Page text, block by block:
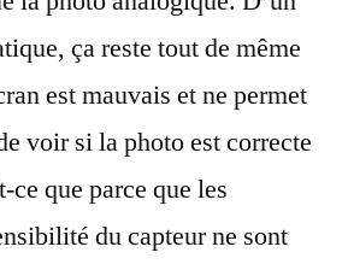
ça reste tout de même
est mauvais et ne permet
voir si la photo est correcte
ce que parce que les
du capteur ne sont